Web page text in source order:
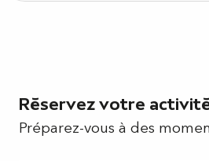
Réservez votre
Préparez-vous à des